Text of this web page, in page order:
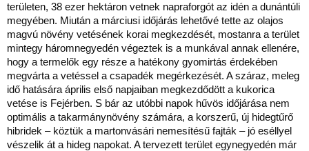
területen, 38 ezer hektáron vetnek napraforgót az idén a dunántúli
megyében. Miután a márciusi időjárás lehetővé tette az olajos
magvú növény vetésének korai megkezdését, mostanra a terület
mintegy háromnegyedén végeztek is a munkával annak ellenére,
hogy a termelők egy része a hatékony gyomirtás érdekében
megvárta a vetéssel a csapadék megérkezését. A száraz, meleg
idő hatására április első napjaiban megkezdődött a kukorica
vetése is Fejérben. S bár az utóbbi napok hűvös időjárása nem
optimális a takarmánynövény számára, a korszerű, új hidegtűrő
hibridek – köztük a martonvásári nemesítésű fajták – jó eséllyel
vészelik át a hideg napokat. A tervezett terület egynegyedén már